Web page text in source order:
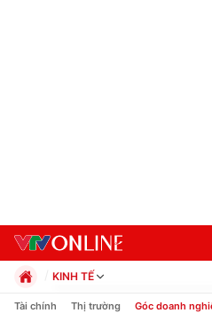
KINH TẾ
Chính trị
Tài chính Thị trường Góc doanh